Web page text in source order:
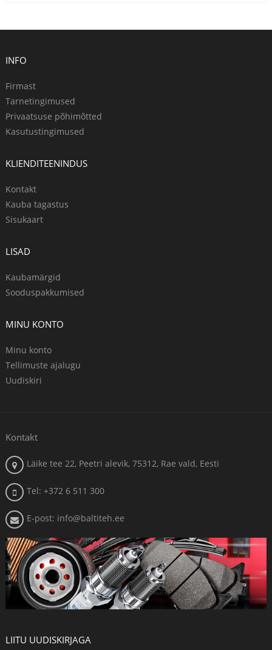
INFO
Firmast
Tarnetingimused
Privaatsuse põhimõtted
Kasutustingimused
KLIENDITEENINDUS
Kontakt
Kauba tagastus
Sisukaart
LISAD
Kaubamärgid
Sooduspakkumised
MINU KONTO
Minu konto
Tellimuste ajalugu
Uudiskiri
Kontakt
Läike tee 22, Peetri alevik, 75312, Rae vald, Eesti
Tel: +372 6 511 300
E-post: info@baltiteh.ee
LIITU UUDISKIRJAGA